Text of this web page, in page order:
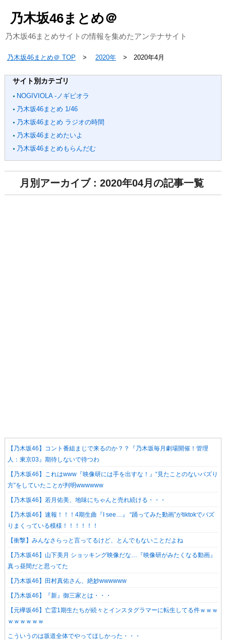
乃木坂46まとめ＠
乃木坂46まとめサイトの情報を集めたアンテナサイト
乃木坂46まとめ＠ TOP 2020年 2020年4月
サイト別カテゴリ
NOGIVIOLA -ノギビオラ
乃木坂46まとめ 1/46
乃木坂46まとめ ラジオの時間
乃木坂46まとめたいよ
乃木坂46まとめもらんだむ
月別アーカイブ : 2020年04月の記事一覧
【乃木坂46】コント番組まじで来るのか？？『乃木坂毎月劇場開催！管理
人：東京03』期待しないで待つわ
【乃木坂46】これはwww『映像研には手を出すな！』“見たことのないバズり
方”をしていたことが判明wwwwww
【乃木坂46】若月佑美、地味にちゃんと売れ続ける・・・
【乃木坂46】速報！！！4期生曲『I see…』 “踊ってみた動画”がtiktokでバズ
りまくっている模様！！！！！！
【衝撃】みんなさらっと言ってるけど、とんでもないことだよね
【乃木坂46】山下美月 ショッキング映像だな…『映像研がみたくなる動画』
真っ昼間だと思ってた
【乃木坂46】田村真佑さん、絶妙wwwwww
【乃木坂46】『新』御三家とは・・・
【元欅坂46】亡霊1期生たちが続々とインスタグラマーに転生してる件ｗｗｗ
ｗｗｗｗｗｗ
こういうのは坂道全体でやってほしかった・・・